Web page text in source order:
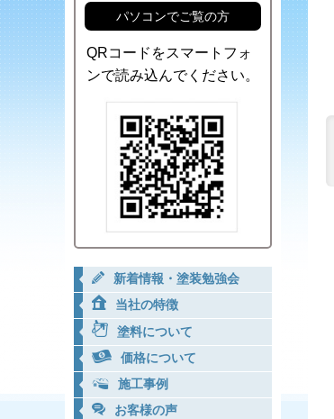
パソコンでご覧の方
QRコードをスマートフォ
ンで読み込んでください。
新着情報・塗装勉強会
当社の特徴
塗料について
価格について
施工事例
お客様の声